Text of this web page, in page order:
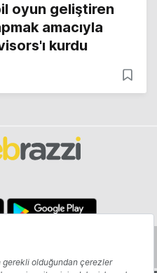
oyun geliştiren
amacıyla
kurdu